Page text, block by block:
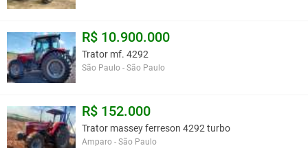
R$ 10.900.000
Trator mf. 4292
São Paulo - São Paulo
R$ 152.000
Trator massey ferreson 4292 turbo
Amparo - São Paulo